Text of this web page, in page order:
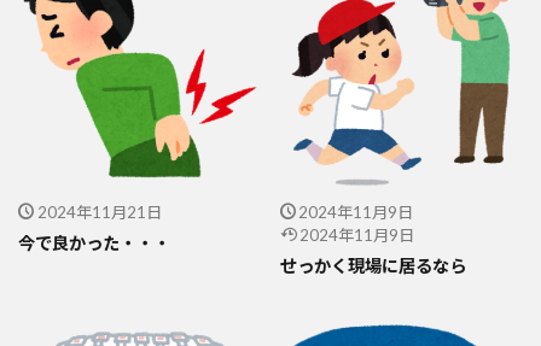
2024年11月21日
今で良かった・・・
2024年11月9日
2024年11月9日
せっかく現場に居るなら